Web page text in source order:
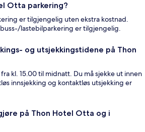
Otta parkering?
er tilgjengelig uten ekstra kostnad.
lastebilparkering er tilgjengelig.
og utsjekkingstidene på Thon
kl. 15.00 til midnatt. Du må sjekke ut innen
innsjekking og kontaktløs utsjekking er
på Thon Hotel Otta og i